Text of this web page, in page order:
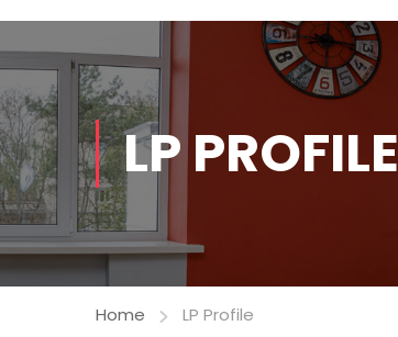
LP PROFILE
Home LP Profile